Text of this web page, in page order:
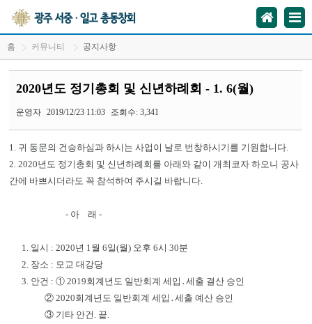
홈 커뮤니티 공지사항
2020년도 정기총회 및 신년하례회 - 1. 6(월)
운영자 2019/12/23 11:03 조회수: 3,341
1. 귀 동문의 건승하심과 하시는 사업이 날로 번창하시기를 기원합니다.
2. 2020년도 정기총회 및 신년하례회를 아래와 같이 개최코자 하오니 공사
간에 바쁘시더라도 꼭 참석하여 주시길 바랍니다.
- 아 래 -
1. 일시 : 2020년 1월 6일(월) 오후 6시 30분
2. 장소 : 모교 대강당
3. 안건 : ① 2019회계년도 일반회계 세입․세출 결산 승인
② 2020회계년도 일반회계 세입․세출 예산 승인
③ 기타 안건. 끝.